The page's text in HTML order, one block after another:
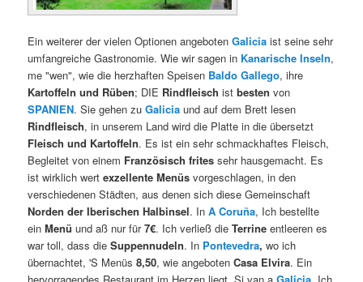
Ein weiterer der vielen Optionen angebotenGaliciaist seine sehr
umfangreiche Gastronomie. Wie wir sagen in Kanarische Inseln,
me "wen", wie die herzhaften Speisen Baldo Gallego, ihre
Kartoffeln und Rüben; DIE Rindfleisch istbesten von
SPANIEN. Sie gehen zuGaliciaund auf dem Brett lesen
Rindfleisch, in unserem Land wird die Platte in die übersetzt
Fleisch und Kartoffeln. Es ist ein sehr schmackhaftes Fleisch,
Begleitet von einem Französisch frites sehr hausgemacht. Es
ist wirklich wertexzellente Menüs vorgeschlagen, in den
verschiedenen Städten, aus denen sich diese Gemeinschaft
Norden der Iberischen Halbinsel. InA Coruña, Ich bestellte
einMenü und aß nur für7€. Ich verließ dieTerrineentleeren es
war toll, dass dieSuppennudeln. In Pontevedra, wo ich
übernachtet, 'S Menüs8,50, wie angebotenCasa Elvira. Ein